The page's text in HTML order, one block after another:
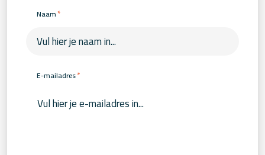
Naam*
E-mailadres*